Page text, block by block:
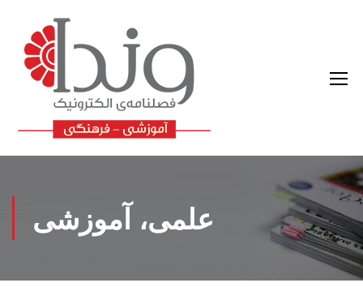
علمی، آموزشی